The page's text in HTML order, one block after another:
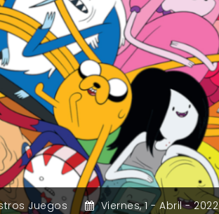
Juegos Viernes,1 -Abril -2022